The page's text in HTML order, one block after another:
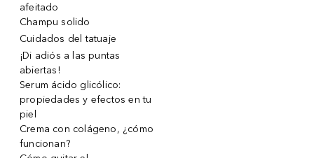
afeitado
Champu solido
Cuidados del tatuaje
¡Di adiós a las puntas
abiertas!
Serum ácido glicólico:
propiedades y efectos en tu
piel
Crema con colágeno, ¿cómo
funcionan?